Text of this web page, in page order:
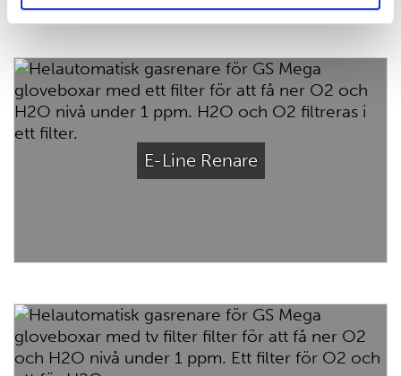
E-Line Renare